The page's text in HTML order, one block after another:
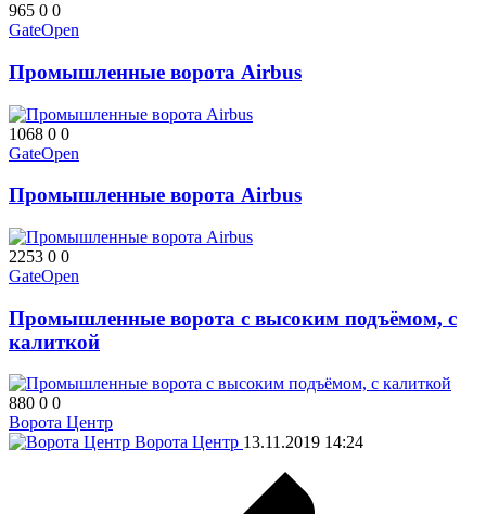
965 0 0
GateOpen
Промышленные ворота Airbus
1068 0 0
GateOpen
Промышленные ворота Airbus
2253 0 0
GateOpen
Промышленные ворота с высоким подъёмом, с
калиткой
880 0 0
Ворота Центр
Ворота Центр 13.11.2019 14:24